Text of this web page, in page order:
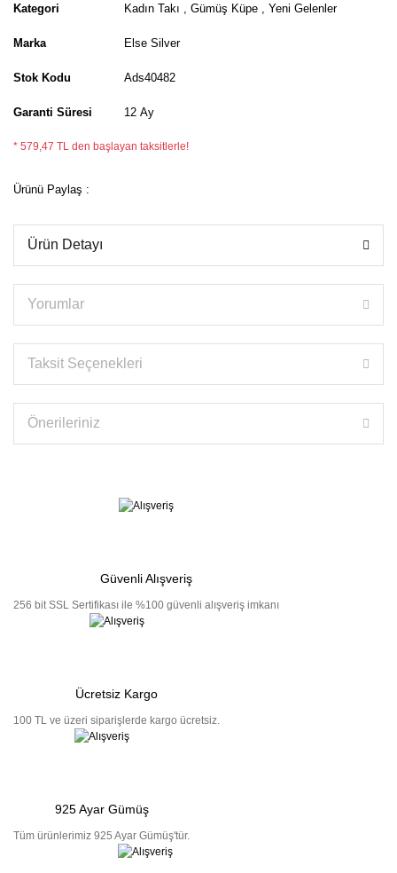
Kategori Kadın Takı ,Gümüş Küpe ,Yeni Gelenler
Marka Else Silver
Stok Kodu Ads40482
Garanti Süresi 12 Ay
* 579,47 TL den başlayan taksitlerle!
Ürünü Paylaş :
Ürün Detayı
Yorumlar
Taksit Seçenekleri
Önerileriniz
Güvenli Alışveriş
256 bit SSL Sertifikası ile %100 güvenli alışveriş imkanı
Ücretsiz Kargo
100 TL ve üzeri siparişlerde kargo ücretsiz.
925 Ayar Gümüş
Tüm ürünlerimiz 925 Ayar Gümüş'tür.